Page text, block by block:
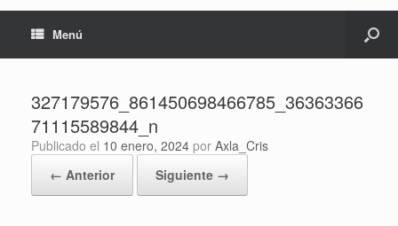
Menú
327179576_861450698466785_36363366
71115589844_n
Publicado el 10 enero, 2024 por Axla_Cris
← Anterior
Siguiente →